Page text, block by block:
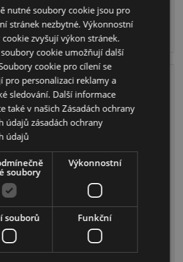
221 na skladě
PŘIHLÁŠENÍ
-
-
pokladnička -
Kapybara -
nutné soubory cookie jsou pro
stránek nezbytné. Výkonnostní
zvyšují výkon stránek.
cookie umožňují další
cookie pro cílení se
pro personalizaci reklamy a
sledování. Další informace
také v našich Zásadách ochrany
údajů zásadách ochrany
údajů
soubory
Výkonnostní
souborů Funkční